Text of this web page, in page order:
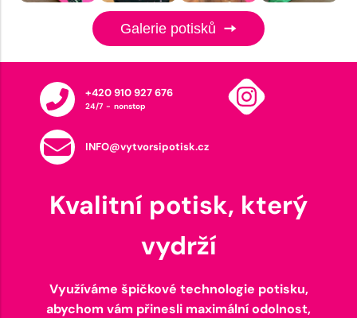
Galerie potisků
+420 910 927 676
24/7 - nonstop
INFO@vytvorsipotisk.cz
Kvalitní potisk, který
vydrží
Využíváme špičkové technologie potisku,
abychom vám přinesli maximální odolnost,